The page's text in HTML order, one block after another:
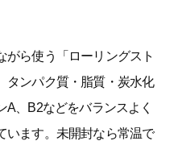
がら使う「ローリングスト
タンパク質・脂質・炭水化
、B2などをバランスよく
います。未開封なら常温で